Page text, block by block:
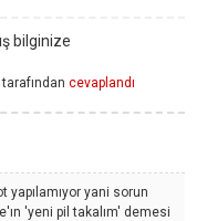
bilginize
tarafından cevaplandı
yapılamıyor yani sorun
'yeni pil takalım' demesi